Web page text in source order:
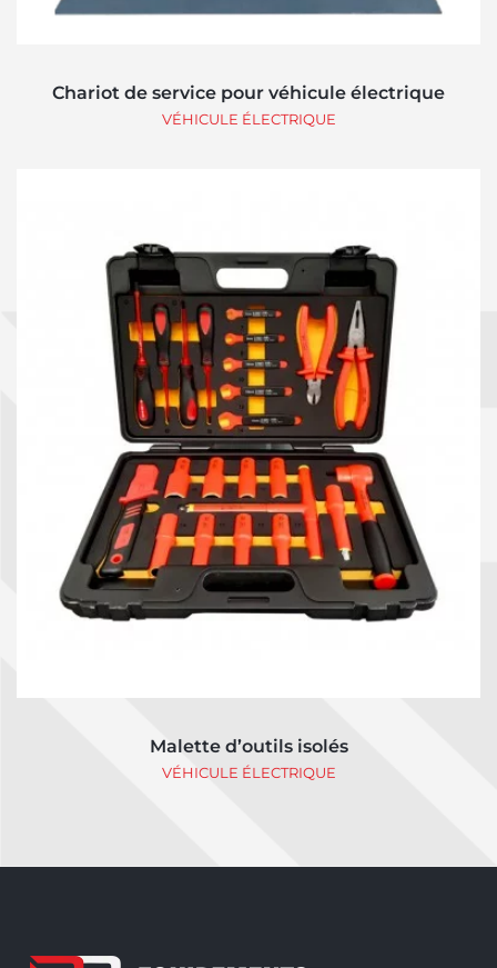
Chariot de service pour véhicule électrique
VÉHICULE ÉLECTRIQUE
Malette d’outils isolés
VÉHICULE ÉLECTRIQUE